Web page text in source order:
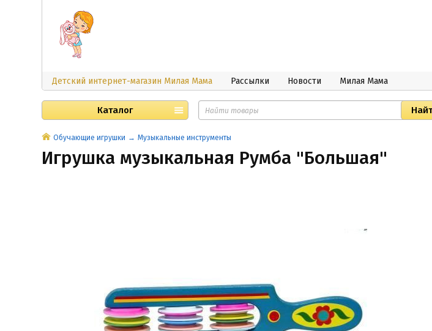
Детский интернет-магазин Милая Мама Рассылки Новости Милая Мама
Каталог
Обучающие игрушки Музыкальные инструменты
Игрушка музыкальная Румба "Большая"